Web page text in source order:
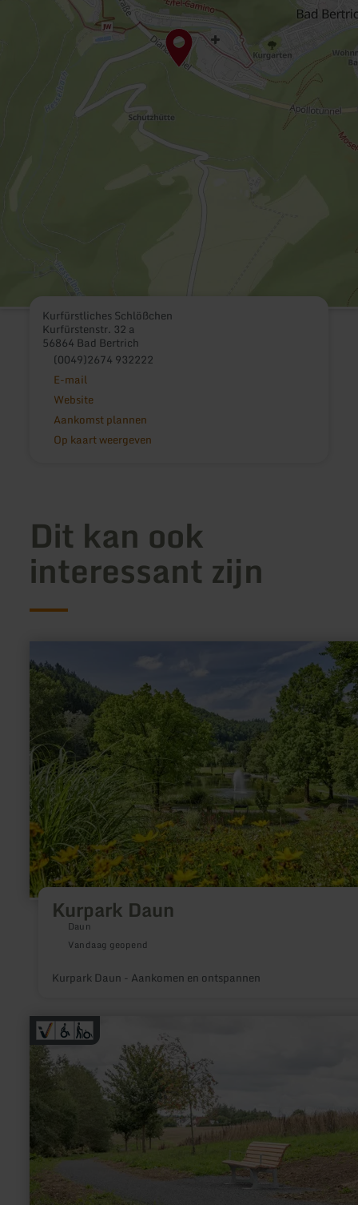
Kurfürstliches Schlößchen
Kurfürstenstr. 32 a
56864 Bad Bertrich
(0049)2674 932222
E-mail
Website
Aankomst plannen
Op kaart weergeven
Dit kan ook
interessant zijn
Kurpark Daun
Daun
Vandaag geopend
Kurpark Daun - Aankomen en ontspannen
informatie
over:
Kurpark
Daun
meer
informatie
over:
Komfortweg
Daleiden